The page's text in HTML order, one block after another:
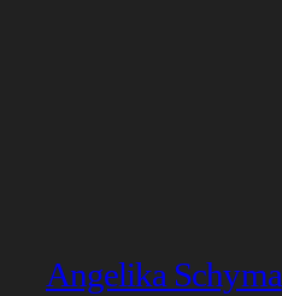
Angelika Schyma